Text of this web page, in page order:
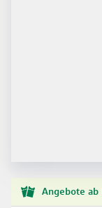
Angebote ab